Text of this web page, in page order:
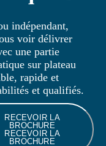
indépendant,
voir délivrer
une partie
sur plateau
rapide et
et qualifiés.
RECEVOIR LA
BROCHURE
RECEVOIR LA
BROCHURE